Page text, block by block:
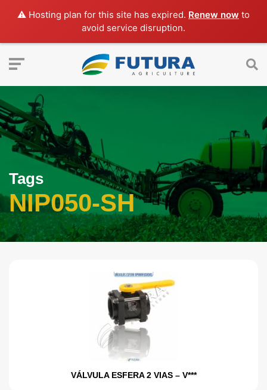
⚠️ Hosting plan for this site has expired. Renew now to
avoid service disruption.
Tags
NIP050-SH
VÁLVULA ESFERA 2 VIAS – V***